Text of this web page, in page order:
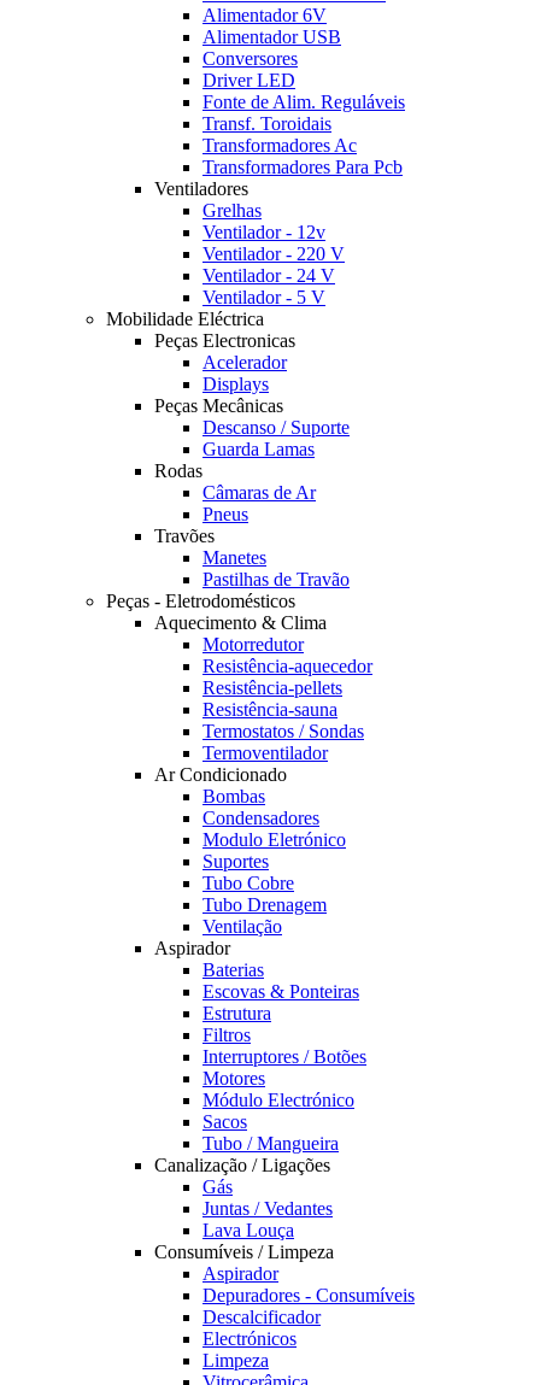
Alimentador 6V
Alimentador USB
Conversores
Driver LED
Fonte de Alim. Reguláveis
Transf. Toroidais
Transformadores Ac
Transformadores Para Pcb
Ventiladores
Grelhas
Ventilador - 12v
Ventilador - 220 V
Ventilador - 24 V
Ventilador - 5 V
Mobilidade Eléctrica
Peças Electronicas
Acelerador
Displays
Peças Mecânicas
Descanso / Suporte
Guarda Lamas
Rodas
Câmaras de Ar
Pneus
Travões
Manetes
Pastilhas de Travão
Peças - Eletrodomésticos
Aquecimento & Clima
Motorredutor
Resistência-aquecedor
Resistência-pellets
Resistência-sauna
Termostatos / Sondas
Termoventilador
Ar Condicionado
Bombas
Condensadores
Modulo Eletrónico
Suportes
Tubo Cobre
Tubo Drenagem
Ventilação
Aspirador
Baterias
Escovas & Ponteiras
Estrutura
Filtros
Interruptores / Botões
Motores
Módulo Electrónico
Sacos
Tubo / Mangueira
Canalização / Ligações
Gás
Juntas / Vedantes
Lava Louça
Consumíveis / Limpeza
Aspirador
Depuradores - Consumíveis
Descalcificador
Electrónicos
Limpeza